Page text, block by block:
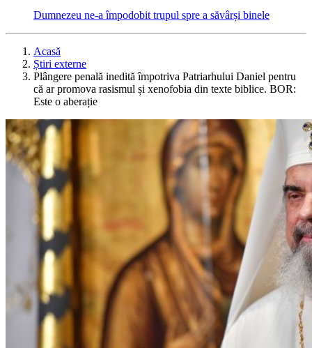
Dumnezeu ne-a împodobit trupul spre a săvârși binele
Acasă
Știri externe
Plângere penală inedită împotriva Patriarhului Daniel pentru
că ar promova rasismul și xenofobia din texte biblice. BOR:
Este o aberație